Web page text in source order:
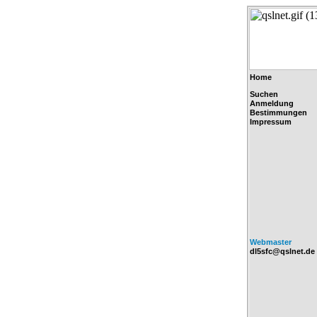
Home
Suchen
Anmeldung
Bestimmungen
Impressum
Webmaster
dl5sfc@qslnet.de